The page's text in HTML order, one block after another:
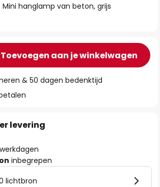
Mini hanglamp van beton, grijs
Toevoegen aan je winkelwagen
& 50 dagen bedenktijd
levering
inbegrepen
lichtbron